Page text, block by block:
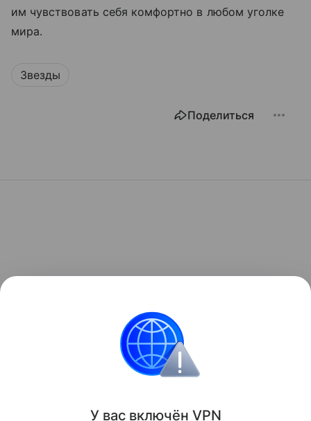
им чувствовать себя комфортно в любом уголке
мира.
Звезды
Поделиться
У вас включён VPN